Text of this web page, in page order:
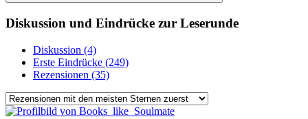
Diskussion und Eindrücke zur Leserunde
Diskussion (4)
Erste Eindrücke (249)
Rezensionen (35)